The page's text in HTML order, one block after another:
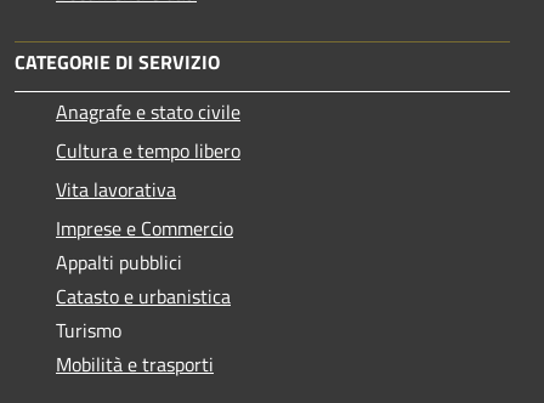
CATEGORIE DI SERVIZIO
Anagrafe e stato civile
Cultura e tempo libero
Vita lavorativa
Imprese e Commercio
Appalti pubblici
Catasto e urbanistica
Turismo
Mobilità e trasporti